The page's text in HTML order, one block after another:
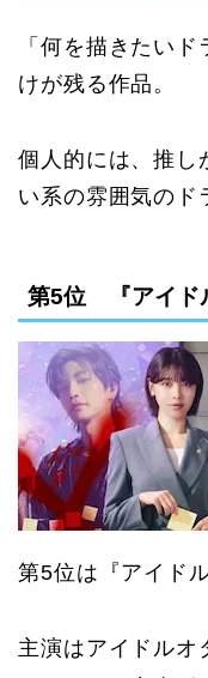
「何を描きたい
けが残る作品。
個人的には、推し
い系の雰囲気のド
第5位 『アイド
第5位は『アイド
主演はアイドルオ